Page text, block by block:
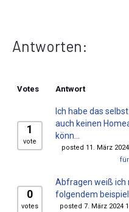
Antworten:
Votes Antwort
1
vote
Ich habe das
auch keinen
könn...
posted 11. März
0
votes
Abfragen weiß ich
folgendem
posted 7. März 2024